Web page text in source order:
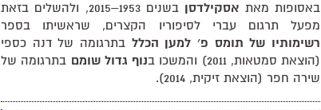
באסופות מאת אסקילדסן
בשנים 1953–2015, ולהשלים בזאת
מפעל תרגום עברי לסיפוריו הקצרים, שראשיתו בספר
רשימותיו של תומס פ׳ למען הכלל בתרגומה של דנה כספי
(הוצאת סמטאות, 2011) והמשכו ב
נוף גדול שומם בתרגומה של
שירה חפר (הוצאת זיקית, 2014).